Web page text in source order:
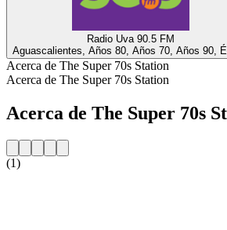
Radio Uva 90.5 FM
Aguascalientes, Años 80, Años 70, Años 90,
Acerca de The Super 70s Station
Acerca de The Super 70s Station
Acerca de The Super 70s
(1)